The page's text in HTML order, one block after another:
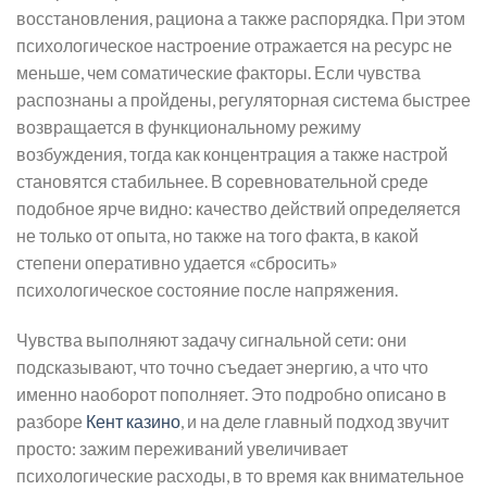
восстановления, рациона а также распорядка. При этом
психологическое настроение отражается на ресурс не
меньше, чем соматические факторы. Если чувства
распознаны а пройдены, регуляторная система быстрее
возвращается в функциональному режиму
возбуждения, тогда как концентрация а также настрой
становятся стабильнее. В соревновательной среде
подобное ярче видно: качество действий определяется
не только от опыта, но также на того факта, в какой
степени оперативно удается «сбросить»
психологическое состояние после напряжения.
Чувства выполняют задачу сигнальной сети: они
подсказывают, что точно съедает энергию, а что что
именно наоборот пополняет. Это подробно описано в
разборе Кент казино , и на деле главный подход звучит
просто: зажим переживаний увеличивает
психологические расходы, в то время как внимательное